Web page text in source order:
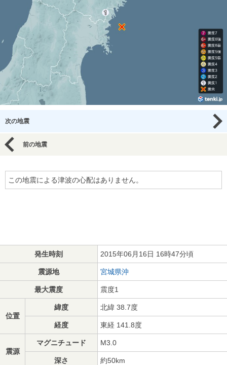
次の地震
前の地震
この地震による津波の心配はありません。
発生時刻 2015年06月16日 16時47分頃
震源地 宮城県沖
最大震度 震度1
位置
緯度 北緯 38.7度
経度 東経 141.8度
震源
マグニチュード M3.0
深さ 約50km